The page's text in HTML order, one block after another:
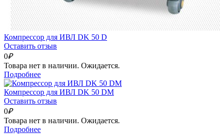
Компрессор для ИВЛ DK 50 D
Оставить отзыв
0₽
Товара нет в наличии. Ожидается.
Подробнее
Компрессор для ИВЛ DK 50 DM
Оставить отзыв
0₽
Товара нет в наличии. Ожидается.
Подробнее